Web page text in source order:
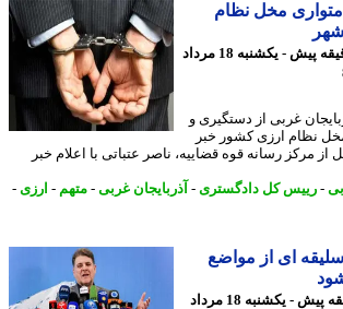
مخل نظام
14 دقیقه پیش - یکشنبه 18 مرداد
غربی از دستگیری و
ارزی کشور خبر
رسانه قوه قضاییه، ناصر عتباتی با اعلام خبر
رییس کل دادگستری- آذربایجان غربی- متهم-ارزی -
ای از مواضع
14 دقیقه پیش - یکشنبه 18 مرداد